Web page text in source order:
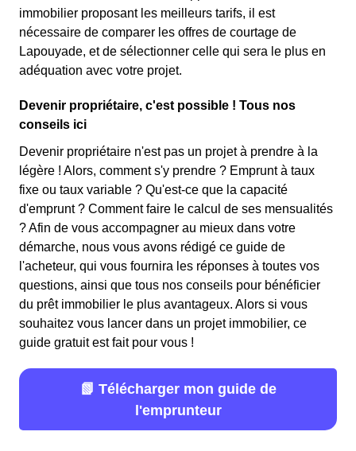
immobilier proposant les meilleurs tarifs, il est
nécessaire de comparer les offres de courtage de
Lapouyade, et de sélectionner celle qui sera le plus en
adéquation avec votre projet.
Devenir propriétaire, c'est possible ! Tous nos
conseils ici
Devenir propriétaire n'est pas un projet à prendre à la
légère ! Alors, comment s'y prendre ? Emprunt à taux
fixe ou taux variable ? Qu'est-ce que la capacité
d'emprunt ? Comment faire le calcul de ses mensualités
? Afin de vous accompagner au mieux dans votre
démarche, nous vous avons rédigé ce guide de
l'acheteur, qui vous fournira les réponses à toutes vos
questions, ainsi que tous nos conseils pour bénéficier
du prêt immobilier le plus avantageux. Alors si vous
souhaitez vous lancer dans un projet immobilier, ce
guide gratuit est fait pour vous !
📗 Télécharger mon guide de
l'emprunteur